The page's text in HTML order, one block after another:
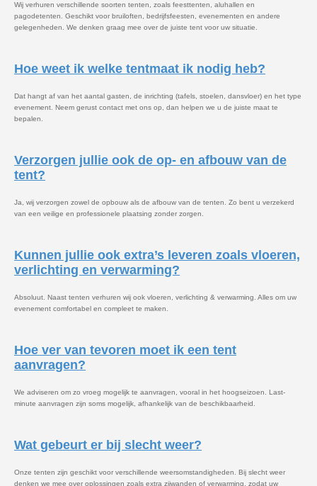
Wij verhuren verschillende soorten tenten, zoals feesttenten, aluhallen en
pagodetenten. Geschikt voor bruiloften, bedrijfsfeesten, evenementen en andere
gelegenheden. We denken graag mee over de juiste tent voor uw situatie.
Hoe weet ik welke tentmaat ik nodig heb?
Dat hangt af van het aantal gasten, de inrichting (tafels, stoelen, dansvloer) en het type
evenement. Neem gerust contact met ons op, dan helpen we u de juiste maat te
bepalen.
Verzorgen jullie ook de op- en afbouw van de
tent?
Ja, wij verzorgen zowel de opbouw als de afbouw van de tenten. Zo bent u verzekerd
van een veilige en professionele plaatsing zonder zorgen.
Kunnen jullie ook extra’s leveren zoals vloeren,
verlichting en verwarming?
Absoluut. Naast tenten verhuren wij ook vloeren, verlichting & verwarming. Alles om uw
evenement comfortabel en compleet te maken.
Hoe ver van tevoren moet ik een tent
aanvragen?
We adviseren om zo vroeg mogelijk te aanvragen, vooral in het hoogseizoen. Last-
minute aanvragen zijn soms mogelijk, afhankelijk van de beschikbaarheid.
Wat gebeurt er bij slecht weer?
Onze tenten zijn geschikt voor verschillende weersomstandigheden. Bij slecht weer
denken we mee over oplossingen zoals extra zijwanden of verwarming, zodat uw